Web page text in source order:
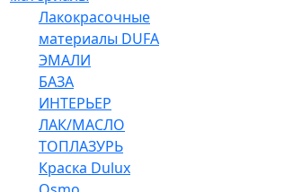
Лакокрасочные
материалы DUFA
ЭМАЛИ
БАЗА
ИНТЕРЬЕР
ЛАК/МАСЛО
ТОПЛАЗУРЬ
Краска Dulux